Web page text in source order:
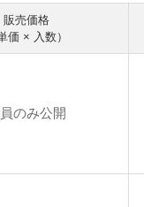
販売価格
価 × 入数）
のみ公開